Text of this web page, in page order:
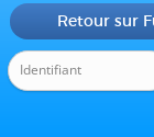
Retour sur